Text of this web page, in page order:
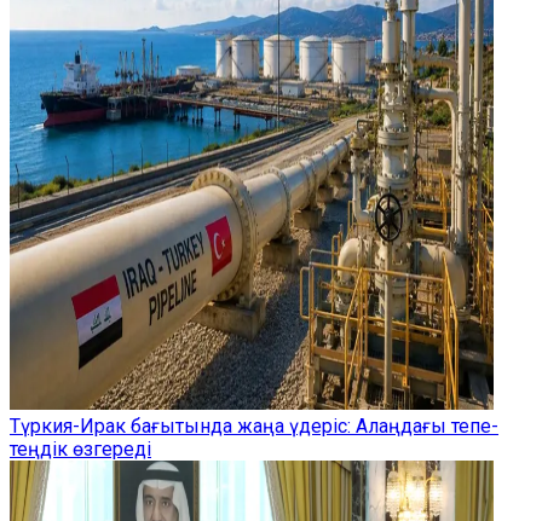
Түркия-Ирак бағытында жаңа үдеріс: Алаңдағы тепе-
теңдік өзгереді